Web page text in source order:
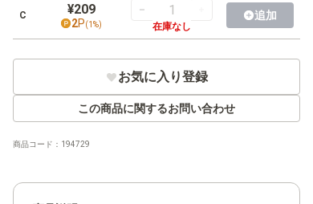
【ST-36】黄 ユースタス・キッド
【ST-35】赤黒 サボ
【ST-34】紫 シャーロット・カタクリ
【ST-33】青 クザン
【ST-32】緑 ロロノア・ゾロ
C ¥209
2P(1%) 在庫なし
追加
お気に入り登録
この商品に関するお問い合わせ
商品コード： 194729